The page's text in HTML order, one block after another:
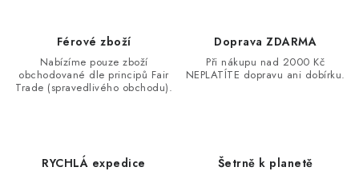
Férové zboží
Nabízíme pouze zboží
obchodované dle principů Fair
Trade (spravedlivého obchodu).
Doprava ZDARMA
Při nákupu nad 2000 Kč
NEPLATÍTE dopravu ani dobírku.
RYCHLÁ expedice Šetrně k planetě